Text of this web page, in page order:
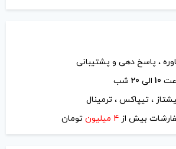
، پاسخ دهی و پشتیبانی
10 الی 20 شب
، تیپاکس ، ترمینال
بیش از 4 میلیون تومان